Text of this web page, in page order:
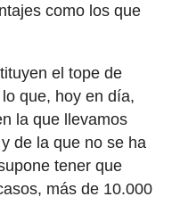
como los que
el tope de
que, hoy en día,
la que llevamos
de la que no se ha
tener que
más de 10.000